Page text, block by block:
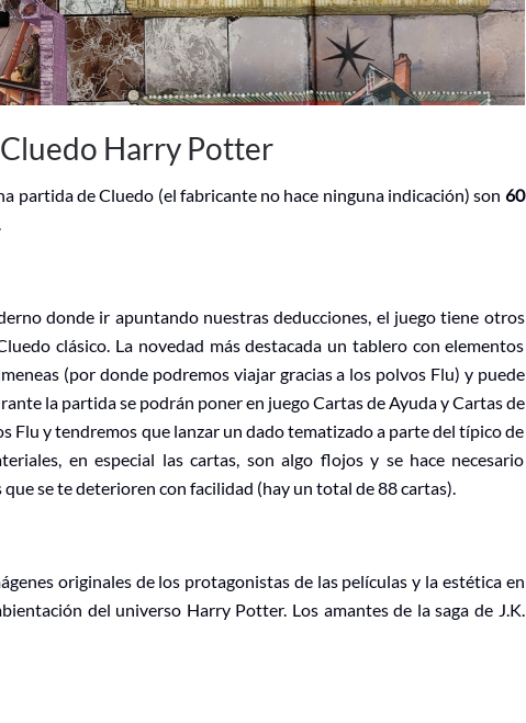
Harry Potter
partida de Cluedo (el fabricante no hace ninguna indicación) son 60
donde ir apuntando nuestras deducciones, el juego tiene otros
clásico. La novedad más destacada un tablero con elementos
(por donde podremos viajar gracias a los polvos Flu) y puede
la partida se podrán poner en juego Cartas de Ayuda y Cartas de
Flu y tendremos que lanzar un dado tematizado a parte del típico de
en especial las cartas, son algo flojos y se hace necesario
se te deterioren con facilidad (hay un total de 88 cartas).
originales de los protagonistas de las películas y la estética en
del universo Harry Potter. Los amantes de la saga de J.K.